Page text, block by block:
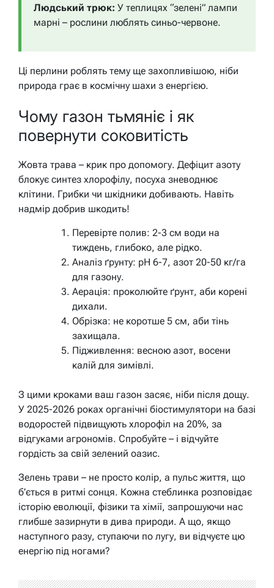
Людський трюк: У теплицях “зелені” лампи
марні – рослини люблять синьо-червоне.
Ці перлини роблять тему ще захопливішою, ніби
природа грає в космічну шахи з енергією.
Чому газон тьмяніє і як
повернути соковитість
Жовта трава – крик про допомогу. Дефіцит азоту
блокує синтез хлорофілу, посуха зневоднює
клітини. Грибки чи шкідники добивають. Навіть
надмір добрив шкодить!
Перевірте полив: 2-3 см води на
тиждень, глибоко, але рідко.
Аналіз ґрунту: pH 6-7, азот 20-50 кг/га
для газону.
Аерація: проколюйте ґрунт, аби корені
дихали.
Обрізка: не коротше 5 см, аби тінь
захищала.
Підживлення: весною азот, восени
калій для зимівлі.
З цими кроками ваш газон засяє, ніби після дощу.
У 2025-2026 роках органічні біостимулятори на базі
водоростей підвищують хлорофіл на 20%, за
відгуками агрономів. Спробуйте – і відчуйте
гордість за свій зелений оазис.
Зелень трави – не просто колір, а пульс життя, що
б’ється в ритмі сонця. Кожна стеблинка розповідає
історію еволюції, фізики та хімії, запрошуючи нас
глибше зазирнути в дива природи. А що, якщо
наступного разу, ступаючи по лугу, ви відчуєте цю
енергію під ногами?